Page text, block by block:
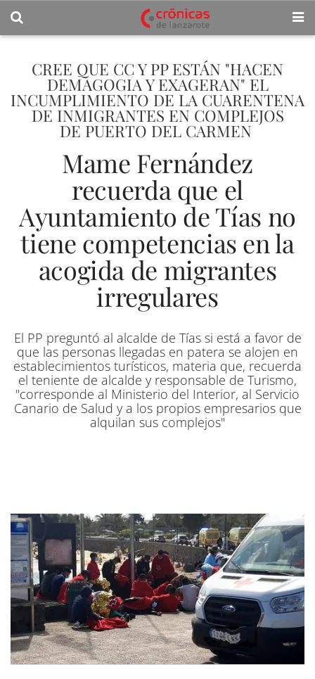
CREE QUE CC Y PP ESTÁN "HACEN
DEMAGOGIA Y EXAGERAN" EL
INCUMPLIMIENTO DE LA CUARENTENA
DE INMIGRANTES EN COMPLEJOS
DE PUERTO DEL CARMEN
Mame Fernández
recuerda que el
Ayuntamiento de Tías no
tiene competencias en la
acogida de migrantes
irregulares
El PP preguntó al alcalde de Tías si está a favor de
que las personas llegadas en patera se alojen en
establecimientos turísticos, materia que, recuerda
el teniente de alcalde y responsable de Turismo,
"corresponde al Ministerio del Interior, al Servicio
Canario de Salud y a los propios empresarios que
alquilan sus complejos"